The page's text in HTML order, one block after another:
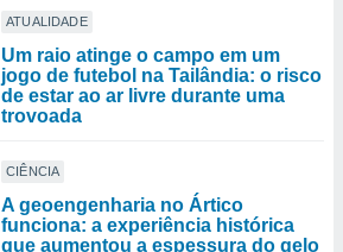
ATUALIDADE
Um raio atinge o campo em um
jogo de futebol na Tailândia: o risco
de estar ao ar livre durante uma
trovoada
CIÊNCIA
A geoengenharia no Ártico
funciona: a experiência histórica
que aumentou a espessura do gelo